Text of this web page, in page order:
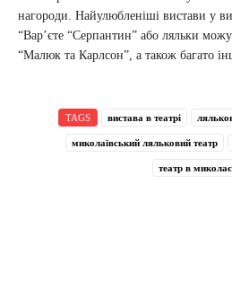
нагороди. Найулюбленіші вистави у
“Вар’єте “Серпантин” або ляльки
“Малюк та Карлсон”, а також багато
TAGS вистава в театрі
миколаївський ляльковий театр
театр в